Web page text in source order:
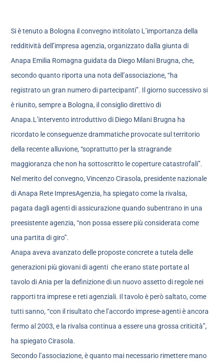
Si è tenuto a Bologna il convegno intitolato L’importanza della
redditività dell’impresa agenzia, organizzato dalla giunta di
Anapa Emilia Romagna guidata da Diego Milani Brugna, che,
secondo quanto riporta una nota dell’associazione, “ha
registrato un gran numero di partecipanti”. Il giorno successivo si
è riunito, sempre a Bologna, il consiglio direttivo di
Anapa.L’intervento introduttivo di Diego Milani Brugna ha
ricordato le conseguenze drammatiche provocate sul territorio
della recente alluvione, “soprattutto per la stragrande
maggioranza che non ha sottoscritto le coperture catastrofali”.
Nel merito del convegno, Vincenzo Cirasola, presidente nazionale
di Anapa Rete ImpresAgenzia, ha spiegato come la rivalsa,
pagata dagli agenti di assicurazione quando subentrano in una
preesistente agenzia, “non possa essere più considerata come
una partita di giro”.
Anapa aveva avanzato delle proposte concrete a tutela delle
generazioni più giovani di agenti che erano state portate al
tavolo di Ania per la definizione di un nuovo assetto di regole nei
rapporti tra imprese e reti agenziali. Il tavolo è però saltato, come
tutti sanno, “con il risultato che l’accordo imprese-agenti è ancora
fermo al 2003, e la rivalsa continua a essere una grossa criticità”,
ha spiegato Cirasola.
Secondo l’associazione, è quanto mai necessario rimettere mano